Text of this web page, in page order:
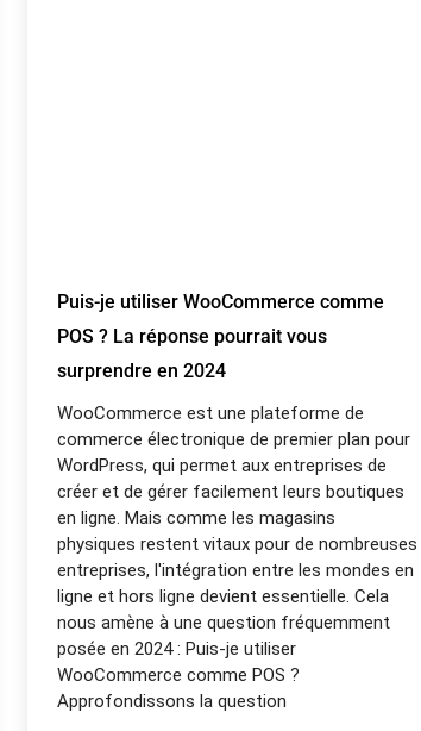
Puis-je utiliser WooCommerce comme
POS ? La réponse pourrait vous
surprendre en 2024
WooCommerce est une plateforme de
commerce électronique de premier plan pour
WordPress, qui permet aux entreprises de
créer et de gérer facilement leurs boutiques
en ligne. Mais comme les magasins
physiques restent vitaux pour de nombreuses
entreprises, l'intégration entre les mondes en
ligne et hors ligne devient essentielle. Cela
nous amène à une question fréquemment
posée en 2024 : Puis-je utiliser
WooCommerce comme POS ?
Approfondissons la question